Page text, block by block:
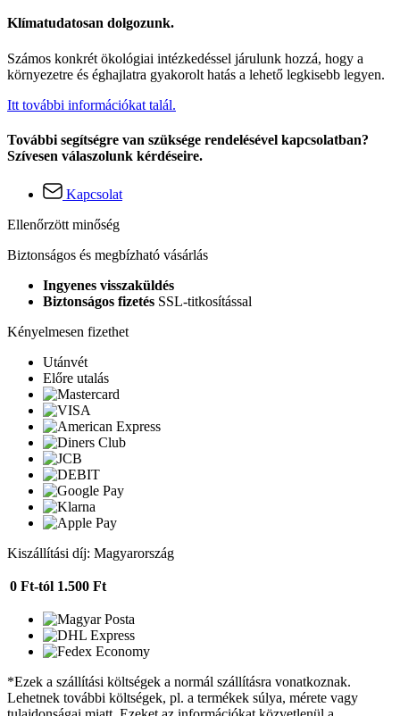
Klímatudatosan dolgozunk.
Számos konkrét ökológiai intézkedéssel járulunk hozzá, hogy a
környezetre és éghajlatra gyakorolt hatás a lehető legkisebb legyen.
Itt további információkat talál.
További segítségre van szüksége rendelésével kapcsolatban?
Szívesen válaszolunk kérdéseire.
Kapcsolat
Ellenőrzött minőség
Biztonságos és megbízható vásárlás
Ingyenes visszaküldés
Biztonságos fizetés SSL-titkosítással
Kényelmesen fizethet
Utánvét
Előre utalás
Kiszállítási díj: Magyarország
0 Ft-tól 1.500 Ft
*Ezek a szállítási költségek a normál szállításra vonatkoznak.
Lehetnek további költségek, pl. a termékek súlya, mérete vagy